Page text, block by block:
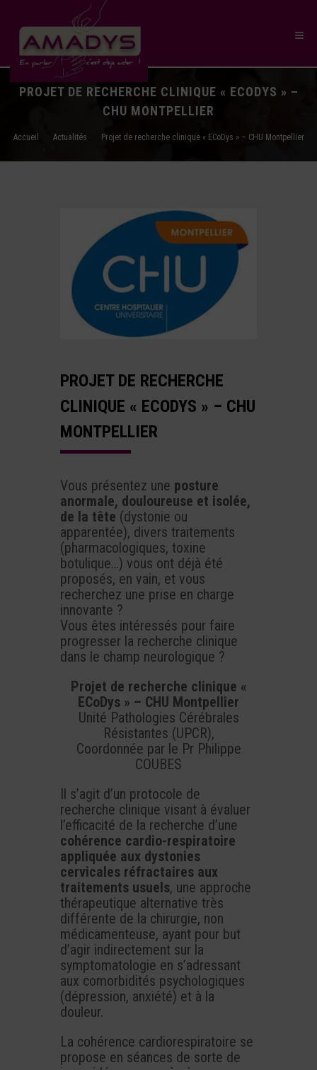
PROJET DE RECHERCHE CLINIQUE « ECODYS » –
CHU MONTPELLIER
Accueil Actualités Projet de recherche clinique « ECoDys » – CHU Montpellier
PROJET DE RECHERCHE
CLINIQUE « ECODYS » – CHU
MONTPELLIER
Vous présentez une posture
anormale, douloureuse et isolée,
de la tête (dystonie ou
apparentée), divers traitements
(pharmacologiques, toxine
botulique…) vous ont déjà été
proposés, en vain, et vous
recherchez une prise en charge
innovante ?
Vous êtes intéressés pour faire
progresser la recherche clinique
dans le champ neurologique ?
Projet de recherche clinique «
ECoDys » – CHU Montpellier
Unité Pathologies Cérébrales
Résistantes (UPCR),
Coordonnée par le Pr Philippe
COUBES
Il s’agit d’un protocole de
recherche clinique visant à évaluer
l’efficacité de la recherche d’une
cohérence cardio-respiratoire
appliquée aux dystonies
cervicales réfractaires aux
traitements usuels, une approche
thérapeutique alternative très
différente de la chirurgie, non
médicamenteuse, ayant pour but
d’agir indirectement sur la
symptomatologie en s’adressant
aux comorbidités psychologiques
(dépression, anxiété) et à la
douleur.
La cohérence cardiorespiratoire se
propose en séances de sorte de